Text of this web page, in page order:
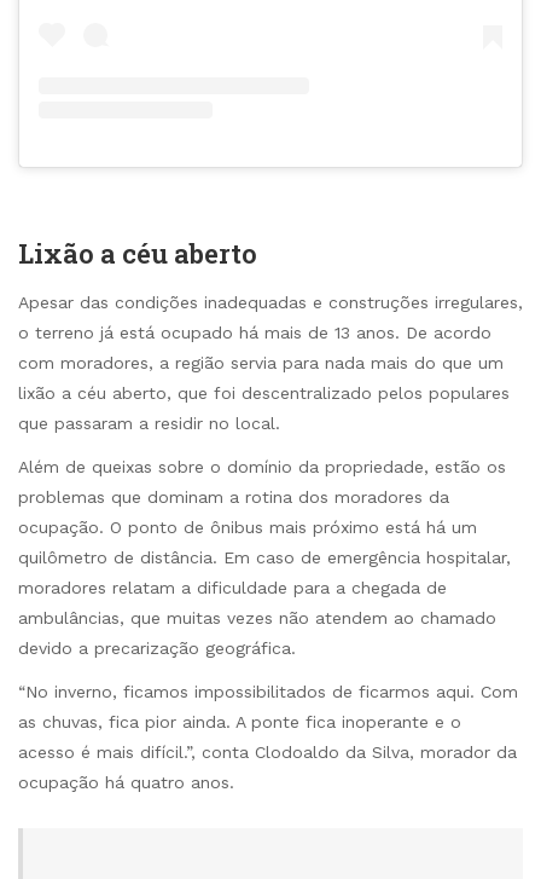
Lixão a céu aberto
Apesar das condições inadequadas e construções irregulares,
o terreno já está ocupado há mais de 13 anos. De acordo
com moradores, a região servia para nada mais do que um
lixão a céu aberto, que foi descentralizado pelos populares
que passaram a residir no local.
Além de queixas sobre o domínio da propriedade, estão os
problemas que dominam a rotina dos moradores da
ocupação. O ponto de ônibus mais próximo está há um
quilômetro de distância. Em caso de emergência hospitalar,
moradores relatam a dificuldade para a chegada de
ambulâncias, que muitas vezes não atendem ao chamado
devido a precarização geográfica.
“No inverno, ficamos impossibilitados de ficarmos aqui. Com
as chuvas, fica pior ainda. A ponte fica inoperante e o
acesso é mais difícil.”, conta Clodoaldo da Silva, morador da
ocupação há quatro anos.